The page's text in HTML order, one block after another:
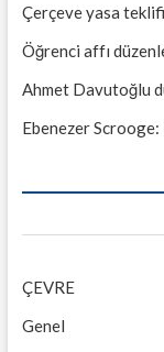
Çerçeve yasa
Öğrenci affı
Ahmet Davutoğlu
Ebenezer
ÇEVRE
Genel